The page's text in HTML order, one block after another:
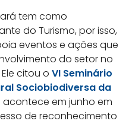
tem como
do Turismo, por isso,
eventos e ações que
do setor no
citou o VI Seminário
Sociobiodiversa da
acontece em junho em
de reconhecimento